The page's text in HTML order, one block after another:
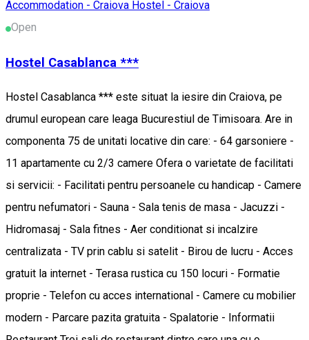
Accommodation - Craiova Hostel - Craiova
Open
Hostel Casablanca ***
Hostel Casablanca *** este situat la iesire din Craiova, pe
drumul european care leaga Bucurestiul de Timisoara. Are in
componenta 75 de unitati locative din care: - 64 garsoniere -
11 apartamente cu 2/3 camere Ofera o varietate de facilitati
si servicii: - Facilitati pentru persoanele cu handicap - Camere
pentru nefumatori - Sauna - Sala tenis de masa - Jacuzzi -
Hidromasaj - Sala fitnes - Aer conditionat si incalzire
centralizata - TV prin cablu si satelit - Birou de lucru - Acces
gratuit la internet - Terasa rustica cu 150 locuri - Formatie
proprie - Telefon cu acces international - Camere cu mobilier
modern - Parcare pazita gratuita - Spalatorie - Informatii